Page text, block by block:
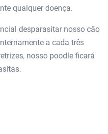
qualquer doença.
desparasitar nosso cão
a cada três
nosso poodle ficará